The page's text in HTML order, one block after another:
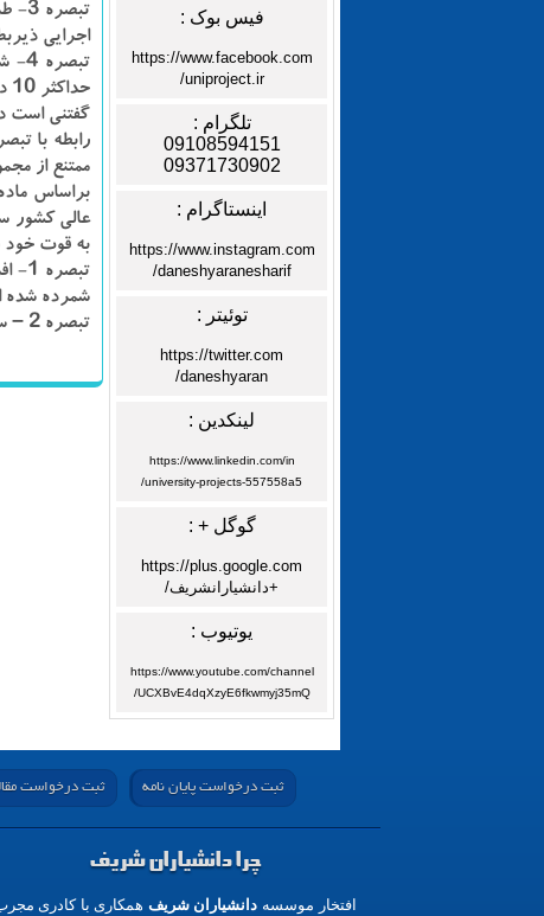
فیس بوک :
https://www.facebook.com
uniproject.ir/
تلگرام :
09108594151
09371730902
اینستاگرام :
https://www.instagram.com
daneshyaranesharif/
توئیتر :
https://twitter.com
daneshyaran/
لینکدین :
https://www.linkedin.com/in
university-projects-557558a5/
گوگل + :
https://plus.google.com
+دانشیارانشریف/
یوتیوب :
https://www.youtube.com/channel
UCXBvE4dqXzyE6fkwmyj35mQ/
اجرایی
حداکثر ۱۰ درصد معیارهای موجود اقدام نماید. زمان اعمال این تغییرات حداقل یک سال پس از اعلام عمومی آن است.
ممتنع از مجموع ۲۱۹ نماینده حاضر در صحن علنی مجلس به کمیسیون آموزش، تحقیقات و
عالی کشور
به قوت خود
شمرده شده
تبصره ۲ – سهمیه بسیجیان فعال مصوب هیأت وزیران مشمول این قانون می باشد.
ثبت درخواست پایان نامه ثبت درخواست
چرا دانشیاران شریف
افتخار موسسه دانشیاران شریف همکاری با کادری